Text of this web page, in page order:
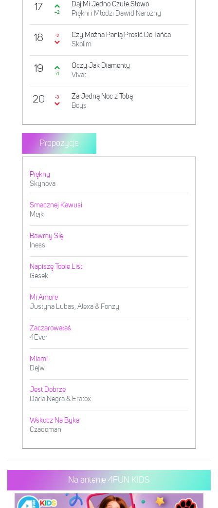
17 +2
Daj Mi Jedno Czułe Słowo
Piękni i Młodzi Dawid Narożny
18 -2
Czy Można Panią Prosić Do Tańca
Skolim
19 +1
Oczy Jak Diamenty
Vivat
20 -3
Za Jedną Noc z Tobą
Boys
Propozycje
Piękny
Skynova
Smacznej Kawusi
Mejk
Bawmy Się
Iness
Napiszę Tobie List
Gesek
Mi Amore
Justyna Lubas, Alexa & Fonzy
Zaczarowałaś
4Ever
Miami
Dejw
Jest Dobrze
Daria Negra & Eratox
Wskocz Na Byka
Czadoman
Na antenie 4FUN KIDS